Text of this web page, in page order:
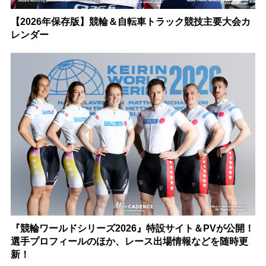
【2026年保存版】競輪＆自転車トラック競技主要大会カ
レンダー
『競輪ワールドシリーズ2026』特設サイト＆PVが公開！
選手プロフィールのほか、レース出場情報などを随時更
新！